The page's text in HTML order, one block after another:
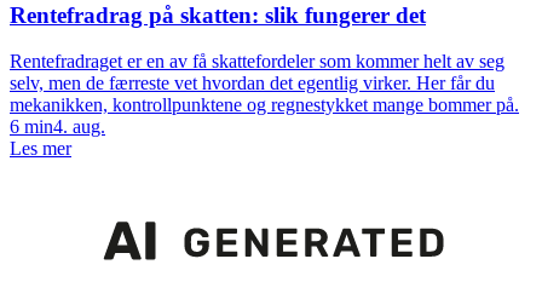
Rentefradrag på skatten: slik fungerer det
Rentefradraget er en av få skattefordeler som kommer helt av seg
selv, men de færreste vet hvordan det egentlig virker. Her får du
mekanikken, kontrollpunktene og regnestykket mange bommer på.
6 min4. aug.
Les mer